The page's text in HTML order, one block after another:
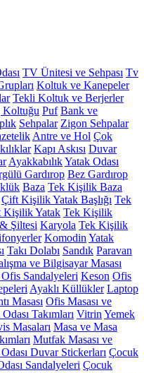
TV Ünitesi ve Sehpası Tv
Koltuk ve Kanepeler
Tekli Koltuk ve Berjerler
Koltuğu Puf Bank ve
Sehpalar Zigon Sehpalar
Antre ve Hol Çok
Kapı Askısı Duvar
AyakkabılıkYatak Odası
Gardırop Bez Gardırop
Baza Tek Kişilik Baza
Çift Kişilik Yatak Başlığı Tek
Kişilik Yatak Tek Kişilik
Şiltesi Karyola Tek Kişilik
Komodin Yatak
Takı Dolabı Sandık Paravan
ve Bilgisayar Masası
Ofis Sandalyeleri Keson Ofis
Ayaklı Küllükler Laptop
Masası Ofis Masası ve
Takımları Vitrin Yemek
Masaları Masa ve Masa
Mutfak Masası ve
Duvar Stickerları Çocuk
Sandalyeleri Çocuk